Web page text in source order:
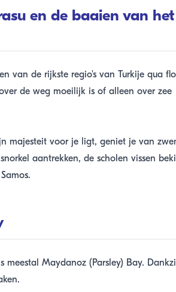
en de baaien van het
van de rijkste regio's van Turkije qua
de weg moeilijk is of alleen over zee
majesteit voor je ligt, geniet je van
aantrekken, de scholen vissen
meestal Maydanoz (Parsley) Bay.